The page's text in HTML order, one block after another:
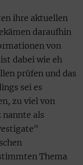
ihre aktuellen
daraufhin
von
dabei wie eh
prüfen und das
sei es
zu viel von
nannte als
Thema